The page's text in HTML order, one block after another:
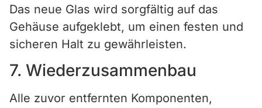
Das neue Glas wird sorgfältig auf das
Gehäuse aufgeklebt, um einen festen und
sicheren Halt zu gewährleisten.
7. Wiederzusammenbau
Alle zuvor entfernten Komponenten,